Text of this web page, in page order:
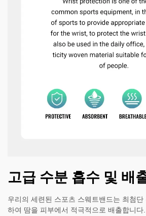
고급 수분 흡수 및 배
우리의 세련된 스포츠 스웨트밴드는 최첨
하여 땀을 피부에서 적극적으로 배출합니